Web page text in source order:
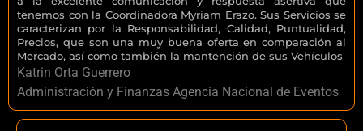
tenemos con la Coordinadora Myriam Erazo. Sus Servicios se
caracterizan por la Responsabilidad, Calidad, Puntualidad,
Precios, que son una muy buena oferta en comparación al
Mercado, así como también la mantención de sus Vehículos
Katrin Orta Guerrero
Administración y Finanzas Agencia Nacional de Eventos